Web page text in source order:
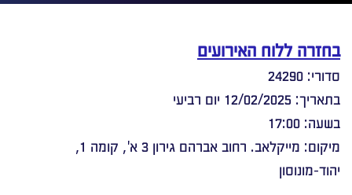
בחזרה ללוח האירועים
סדורי: 24290
בתאריך: 12/02/2025 יום רביעי
בשעה: 17:00
מיקום: מייקלאב. רחוב אברהם גירון 3 א', קומה 1,
יהוד-מונוסון